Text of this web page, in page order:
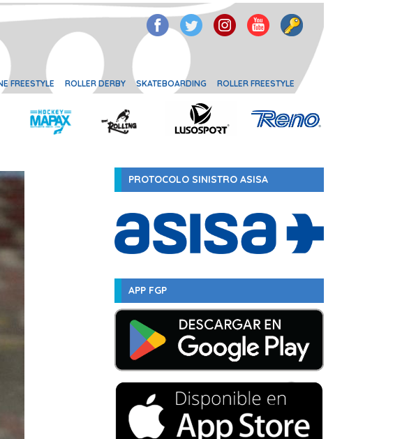
FREESTYLE ROLLER DERBY SKATEBOARDING ROLLER FREESTYLE
PROTOCOLO SINISTRO ASISA
APP FGP